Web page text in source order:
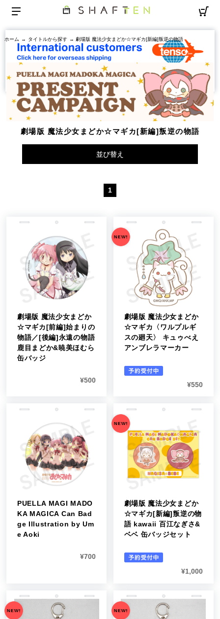
ホーム → タイトルから探す → 劇場版 魔法少女まどか☆マギカ[新編]叛逆の物語
劇場版 魔法少女まどか☆マギカ[新編]叛逆の物語
並び替え
1
劇場版 魔法少女まどか
☆マギカ[前編]始まりの
物語／[後編]永遠の物語
鹿目まどか&暁美ほむら
缶バッジ
¥500
劇場版 魔法少女まどか
☆マギカ〈ワルプルギ
スの廻天〉 キュゥべえ
アンブレラマーカー
¥550
PUELLA MAGI MADO
KA MAGICA Can Bad
ge Illustration by Um
e Aoki
¥700
劇場版 魔法少女まどか
☆マギカ[新編]叛逆の物
語 kawaii 百江なぎさ&
ベベ 缶バッジセット
¥1,000